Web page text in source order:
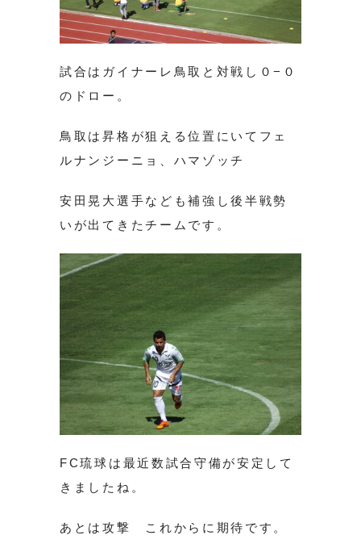
試合はガイナーレ鳥取と対戦し０−０
のドロー。
鳥取は昇格が狙える位置にいてフェ
ルナンジーニョ、ハマゾッチ
安田晃大選手なども補強し後半戦勢
いが出てきたチームです。
FC琉球は最近数試合守備が安定して
きましたね。
あとは攻撃 これからに期待です。